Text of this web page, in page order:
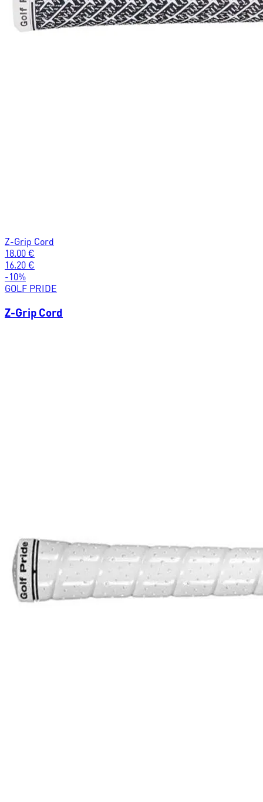
Z-Grip Cord
18.00 €
16.20 €
-10%
GOLF PRIDE
Z-Grip Cord